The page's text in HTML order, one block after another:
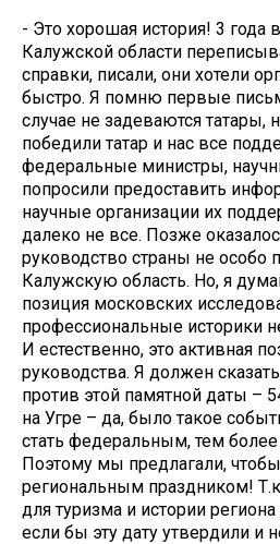
- Это хорошая история! 3 года
Калужской области
справки, писали, они хотели
быстро. Я помню первые
случае не задеваются татары,
победили татар и нас все
федеральные министры,
попросили предоставить
научные организации их
далеко не все. Позже
руководство страны не особо
Калужскую область. Но, я
позиция московских
профессиональные историки
И естественно, это активная
руководства. Я должен
против этой памятной даты –
на Угре – да, было такое
стать федеральным, тем
Поэтому мы предлагали,
региональным праздником!
для туризма и истории
если бы эту дату утвердили и